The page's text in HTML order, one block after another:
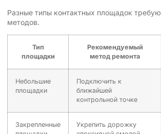
Разные типы контактных площадок
методов.
Тип
площадки
Рекомендуемый
метод ремонта
Небольшие
площадки
Подключить к
ближайшей
контрольной точке
Закрепленные
Укрепить дорожку